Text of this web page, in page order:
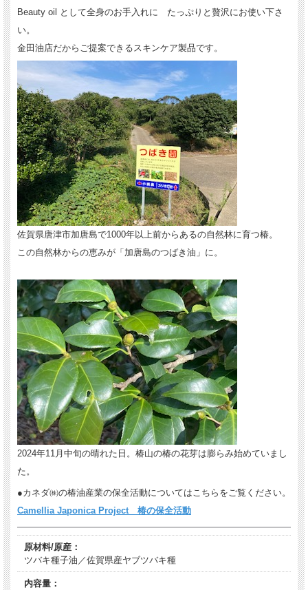
Beauty oil として全身のお手入れに たっぷりと贅沢にお使い下さ
い。
金田油店だからご提案できるスキンケア製品です。
佐賀県唐津市加唐島で1000年以上前からあるの自然林に育つ椿。
この自然林からの恵みが「加唐島のつばき油」に。
2024年11月中旬の晴れた日。椿山の椿の花芽は膨らみ始めていまし
た。
●カネダ㈱の椿油産業の保全活動についてはこちらをご覧ください。
Camellia Japonica Project 椿の保全活動
原材料/原産：
ツバキ種子油／佐賀県産ヤブツバキ種
内容量：